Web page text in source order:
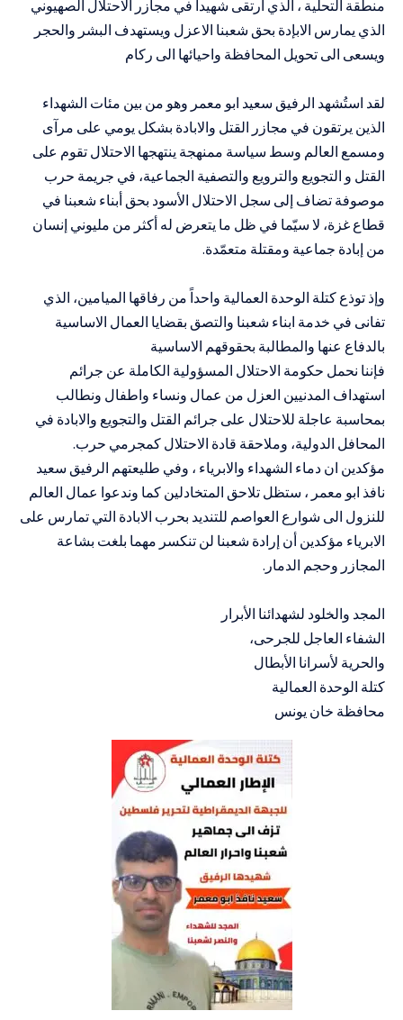
منطقة التحلية ، الذي ارتقى شهيداً في مجازر الاحتلال الصهيوني
الذي يمارس الابإدة بحق شعبنا الاعزل ويستهدف البشر والحجر
ويسعى الى تحويل المحافظة واحيائها الى ركام
لقد استُشهد الرفيق سعيد ابو معمر وهو من بين مئات الشهداء
الذين يرتقون في مجازر القتل والابادة بشكل يومي على مرآى
ومسمع العالم وسط سياسة ممنهجة ينتهجها الاحتلال تقوم على
القتل و التجويع والترويع والتصفية الجماعية، في جريمة حرب
موصوفة تضاف إلى سجل الاحتلال الأسود بحق أبناء شعبنا في
قطاع غزة، لا سيّما في ظل ما يتعرض له أكثر من مليوني إنسان
من إبادة جماعية ومقتلة متعمّدة.
وإذ توذع كتلة الوحدة العمالية واحداً من رفاقها الميامين، الذي
تفانى في خدمة ابناء شعبنا والتصق بقضايا العمال الاساسية
بالدفاع عنها والمطالبة بحقوقهم الاساسية
فإننا نحمل حكومة الاحتلال المسؤولية الكاملة عن جرائم
استهداف المدنيين العزل من عمال ونساء واطفال ونطالب
بمحاسبة عاجلة للاحتلال على جرائم القتل والتجويع والابادة في
المحافل الدولية، وملاحقة قادة الاحتلال كمجرمي حرب.
مؤكدين ان دماء الشهداء والابرياء ، وفي طليعتهم الرفيق سعيد
نافذ ابو معمر ، ستظل تلاحق المتخادلين كما وندعوا عمال العالم
للنزول الى شوارع العواصم للتنديد بحرب الابادة التي تمارس على
الابرياء مؤكدين أن إرادة شعبنا لن تنكسر مهما بلغت بشاعة
المجازر وحجم الدمار.
المجد والخلود لشهدائنا الأبرار
الشفاء العاجل للجرحى،
والحرية لأسرانا الأبطال
كتلة الوحدة العمالية
محافظة خان يونس